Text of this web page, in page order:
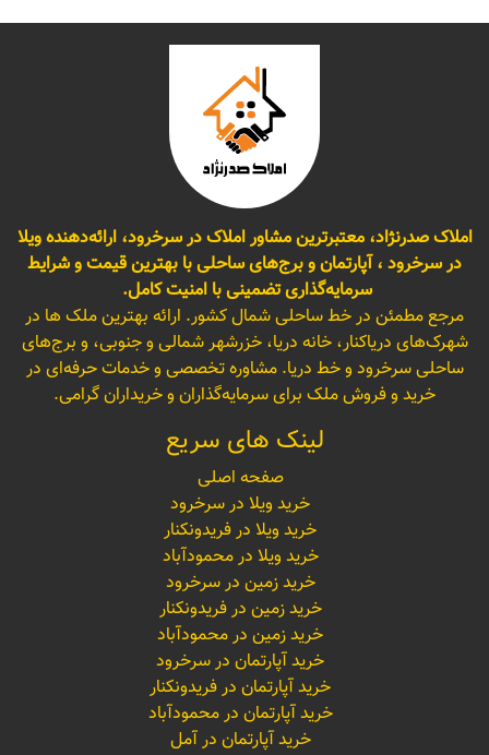
املاک صدرنژاد، معتبرترین مشاور املاک در سرخرود، ارائه‌دهنده ویلا
در سرخرود ، آپارتمان و برج‌های ساحلی با بهترین قیمت و شرایط
سرمایه‌گذاری تضمینی با امنیت کامل.
مرجع مطمئن در خط ساحلی شمال کشور. ارائه بهترین ملک ها در
شهرک‌های دریاکنار، خانه دریا، خزرشهر شمالی و جنوبی، و برج‌های
ساحلی سرخرود و خط دریا. مشاوره تخصصی و خدمات حرفه‌ای در
خرید و فروش ملک برای سرمایه‌گذاران و خریداران گرامی.
لینک های سریع
صفحه اصلی
خرید ویلا در سرخرود
خرید ویلا در فریدونکنار
خرید ویلا در محمودآباد
خرید زمین در سرخرود
خرید زمین در فریدونکنار
خرید زمین در محمودآباد
خرید آپارتمان در سرخرود
خرید آپارتمان در فریدونکنار
خرید آپارتمان در محمودآباد
خرید آپارتمان در آمل